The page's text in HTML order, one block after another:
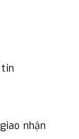
nhận